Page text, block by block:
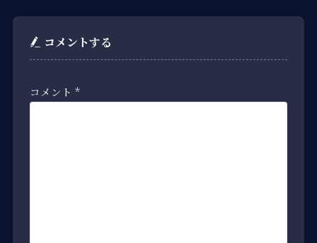
コメントする
コメント*